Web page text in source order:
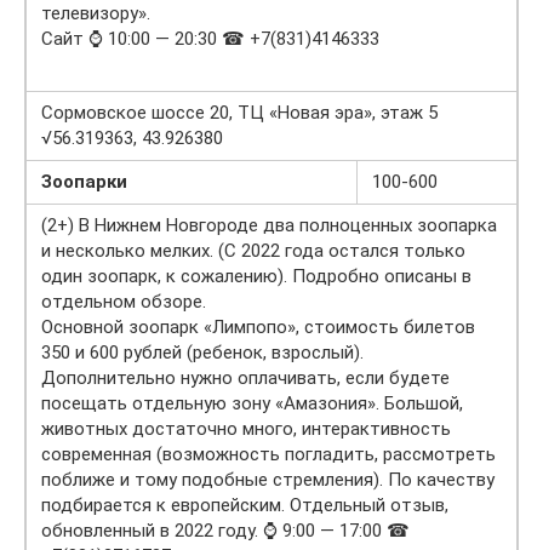
телевизору».
Сайт ⌚ 10:00 — 20:30 ☎ +7(831)4146333
Сормовское шоссе 20, ТЦ «Новая эра», этаж 5
√56.319363, 43.926380
Зоопарки
100-600
(2+) В Нижнем Новгороде два полноценных зоопарка
и несколько мелких. (С 2022 года остался только
один зоопарк, к сожалению). Подробно описаны в
отдельном обзоре.
Основной зоопарк «Лимпопо», стоимость билетов
350 и 600 рублей (ребенок, взрослый).
Дополнительно нужно оплачивать, если будете
посещать отдельную зону «Амазония». Большой,
животных достаточно много, интерактивность
современная (возможность погладить, рассмотреть
поближе и тому подобные стремления). По качеству
подбирается к европейским. Отдельный отзыв,
обновленный в 2022 году. ⌚ 9:00 — 17:00 ☎